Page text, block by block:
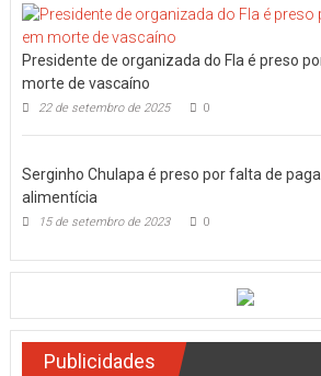
Presidente de organizada do Fla é preso
morte de vascaíno
22 de setembro de 2025 0
Serginho Chulapa é preso por falta de
alimentícia
15 de setembro de 2023 0
Publicidades